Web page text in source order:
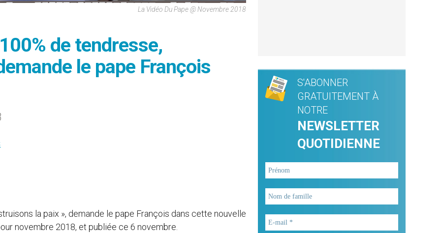
La Vidéo Du Pape @ Novembre 2018
de tendresse,
le pape François
la paix », demande le pape François dans cette nouvelle
novembre 2018, et publiée ce 6 novembre.
S'ABONNER
GRATUITEMENT À
NOTRE
NEWSLETTER
QUOTIDIENNE